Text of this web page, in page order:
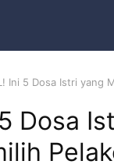
Ini 5 Dosa Istri yang
Dosa